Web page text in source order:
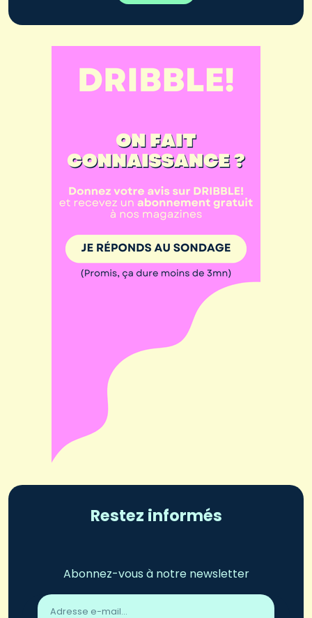
Restez informés
Abonnez-vous à notre newsletter
Adresse
email